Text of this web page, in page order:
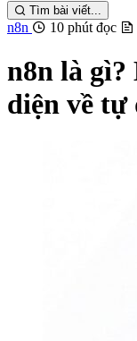
Tìm bài viết...
n8n 10 phút đọc
n8n là gì?
diện về tự